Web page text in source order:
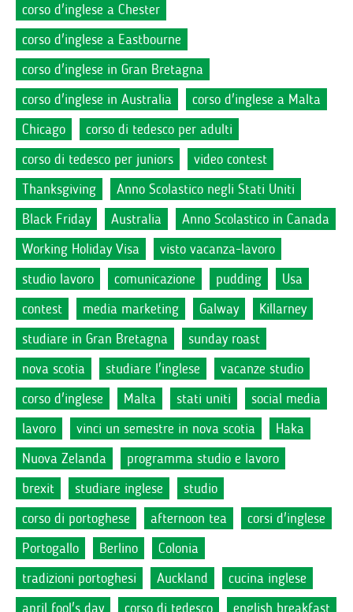
corso d'inglese a Chester
corso d'inglese a Eastbourne
corso d'inglese in Gran Bretagna
corso d'inglese in Australia
corso d'inglese a Malta
Chicago
corso di tedesco per adulti
corso di tedesco per juniors
video contest
Thanksgiving
Anno Scolastico negli Stati Uniti
Black Friday
Australia
Anno Scolastico in Canada
Working Holiday Visa
visto vacanza-lavoro
studio lavoro
comunicazione pudding
Usa
contest
media marketing Galway
Killarney
studiare in Gran Bretagna
sunday roast
nova scotia
studiare l'inglese
vacanze studio
corso d'inglese
Malta stati uniti
social media
lavoro
vinci un semestre in nova scotia
Haka
Nuova Zelanda
programma studio e lavoro
brexit
studiare inglese
studio
corso di portoghese
afternoon tea
corsi d'inglese
Portogallo
Berlino
Colonia
tradizioni portoghesi
Auckland
cucina inglese
april fool's day
corso di tedesco english breakfast